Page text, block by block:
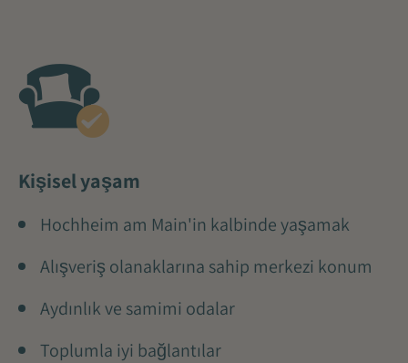
Kişisel yaşam
Hochheim am Main'in kalbinde yaşamak
Alışveriş olanaklarına sahip merkezi konum
Aydınlık ve samimi odalar
Toplumla iyi bağlantılar